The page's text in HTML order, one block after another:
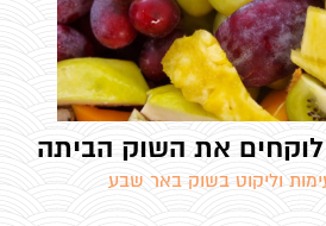
את השוק הביתה
וליקוט בשוק באר שבע